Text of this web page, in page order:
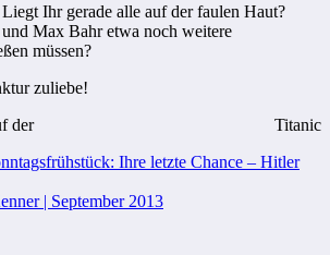
Ihr gerade alle auf der faulen Haut?
Max Bahr etwa noch weitere
müssen?
zuliebe!
der
Titanic
Ihre letzte Chance – Hitler
| September 2013